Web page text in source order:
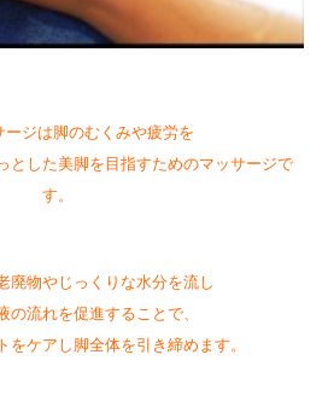
ージは脚のむくみや疲労を
とした美脚を目指すためのマッサージで
す。
廃物やじっくりな水分を流し
の流れを促進することで、
をケアし脚全体を引き締めます。